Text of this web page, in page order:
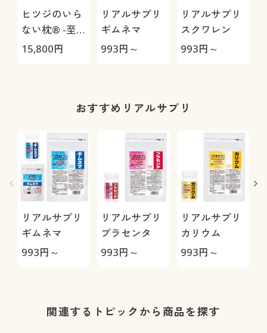
ヒツジのいら
ない枕® -至
極-
15,800円
リアルサプリ
ギムネマ
993円～
リアルサプリ
スクワレン
993円～
おすすめリアルサプリ
リアルサプリ
ギムネマ
993円～
リアルサプリ
プラセンタ
993円～
リアルサプリ
カリウム
993円～
関連するトピックから商品を探す